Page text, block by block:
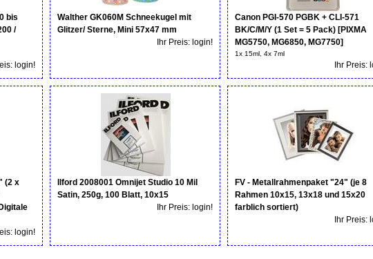
bis
/
login!
Walther GK060M Schneekugel mit
Glitzer/ Sterne, Mini 57x47 mm
Ihr Preis: login!
Canon PGI-570 PGBK + CLI-571
BK/C/M/Y (1 Set = 5 Pack) [PIXMA
MG5750, MG6850, MG7750]
1x 15ml, 4x 7ml
Ihr Preis:
(2 x
login!
Ilford 2008001 Omnijet Studio 10 Mil
Satin, 250g, 100 Blatt, 10x15
Ihr Preis: login!
FV - Metallrahmenpaket "24" (je 8
Rahmen 10x15, 13x18 und 15x20
farblich sortiert)
Ihr Preis: